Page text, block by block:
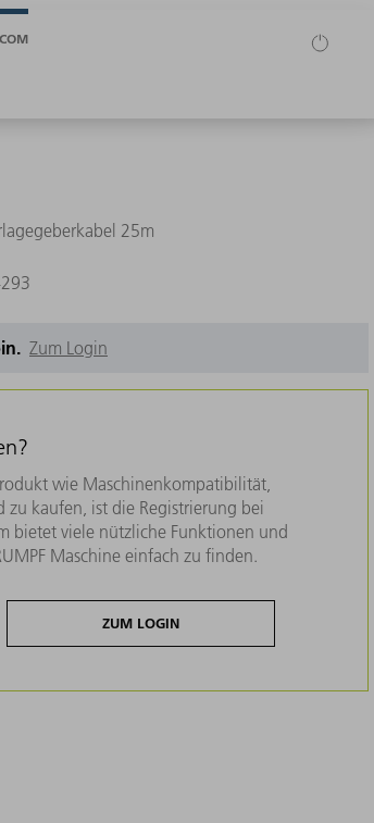
25m
Zum Login
wie Maschinenkompatibilität,
zu kaufen, ist die Registrierung bei
bietet viele nützliche Funktionen und
Maschine einfach zu finden.
ZUM LOGIN